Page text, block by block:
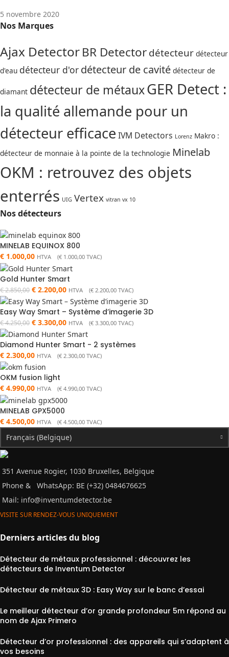
5 novembre 2020
Nos Marques
Ajax DetectorBR Detectordétecteur détecteur
d'eau détecteur d'or détecteur de cavité détecteur de
diamant détecteur de métauxGER Detect :
la qualité allemande pour un
détecteur efficace IVM Detectors Lorenz Makro :
détecteur de monnaie à la pointe de la technologie Minelab
OKM : retrouvez des objets
enterrés UIG Vertex vitran vx 10
Nos détecteurs
MINELAB EQUINOX 800
€ 1.000,00 HTVA (€ 1.000,00 TVAC)
Gold Hunter Smart
€2.850,00 € 2.200,00 HTVA (€ 2.200,00 TVAC)
Easy Way Smart – Système d’imagerie 3D
€4.250,00 € 3.300,00 HTVA (€ 3.300,00 TVAC)
Diamond Hunter Smart - 2 systèmes
€ 2.300,00 HTVA (€ 2.300,00 TVAC)
OKM fusion light
€ 4.990,00 HTVA (€ 4.990,00 TVAC)
MINELAB GPX5000
€ 4.500,00 HTVA (€ 4.500,00 TVAC)
Français (Belgique)
351 Avenue Rogier, 1030 Bruxelles, Belgique
Phone &
WhatsApp: BE (+32) 0484676625
Mail: info@inventumdetector.be
VISITE SUR RENDEZ-VOUS UNIQUEMENT
Derniers articles du blog
Détecteur de métaux professionnel : découvrez les
détecteurs de Inventum Detector
Détecteur de métaux 3D : Easy Way sur le banc d’essai
Le meilleur détecteur d’or grande profondeur 5m répond au
nom de Ajax Primero
Détecteur d’or professionnel : des appareils qui s’adaptent à
vos besoins